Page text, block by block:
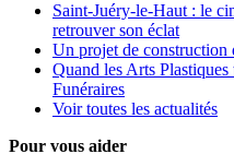
Saint-Juéry-le-Haut : le
retrouver son éclat
Un projet de construction
Quand les Arts
Funéraires
Voir toutes les actualités
Pour vous aider